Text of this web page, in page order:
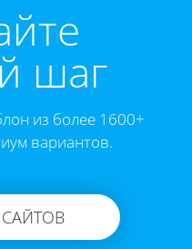
шаг
из более 1600+
вариантов.